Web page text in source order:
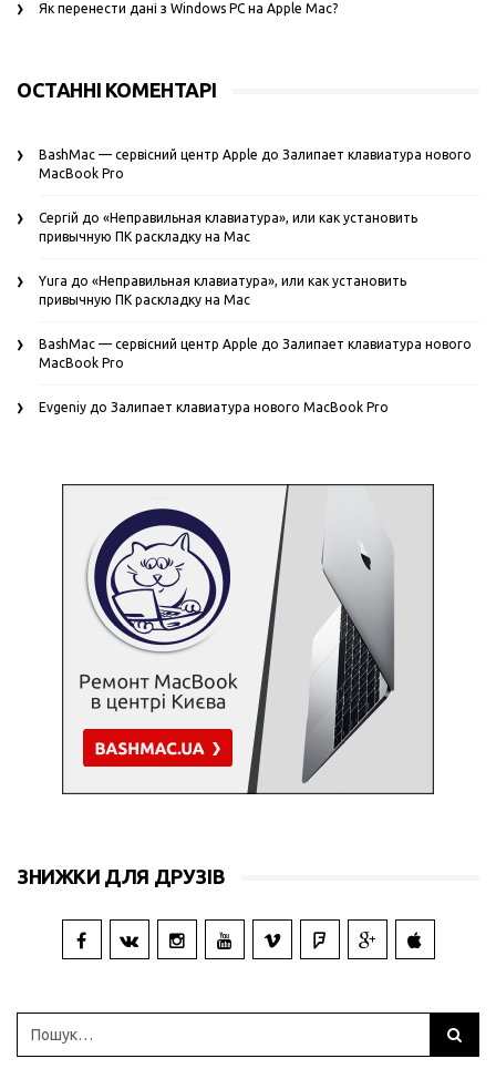
Як перенести дані з Windows PC на Apple Mac?
ОСТАННІ КОМЕНТАРІ
BashMac — сервісний центр Apple до Залипает клавиатура нового
MacBook Pro
Сергій до «Неправильная клавиатура», или как установить
привычную ПК раскладку на Mac
Yura до «Неправильная клавиатура», или как установить
привычную ПК раскладку на Mac
BashMac — сервісний центр Apple до Залипает клавиатура нового
MacBook Pro
Evgeniy до Залипает клавиатура нового MacBook Pro
ЗНИЖКИ ДЛЯ ДРУЗІВ